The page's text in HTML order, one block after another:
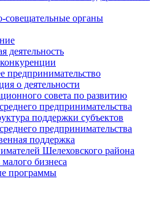
совещательные органы
деятельность
предпринимательство
о деятельности
совета по развитию
предпринимательства
поддержки субъектов
предпринимательства
поддержка
Шелеховского района
бизнеса
программы